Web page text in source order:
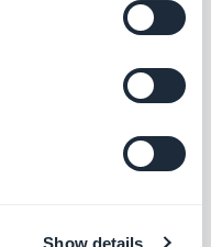
Show details
système une
Scrum, cette
en